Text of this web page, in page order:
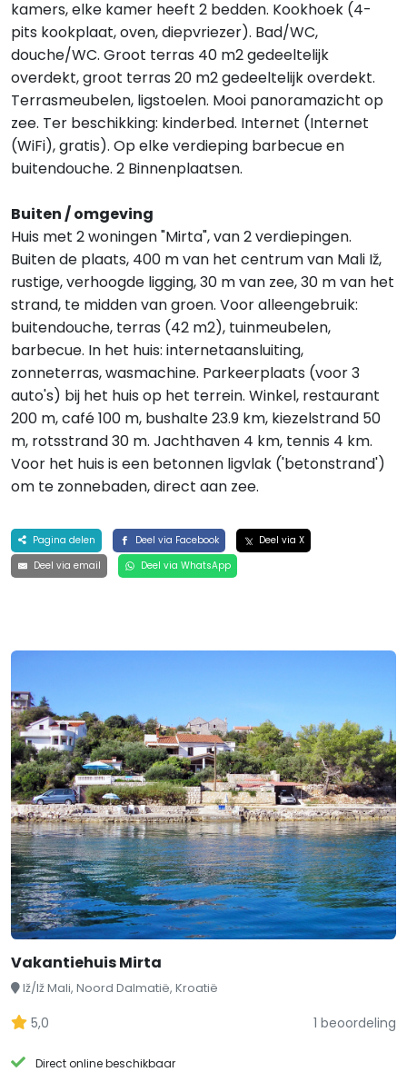
kamers, elke kamer heeft 2 bedden. Kookhoek (4-
pits kookplaat, oven, diepvriezer). Bad/WC,
douche/WC. Groot terras 40 m2 gedeeltelijk
overdekt, groot terras 20 m2 gedeeltelijk overdekt.
Terrasmeubelen, ligstoelen. Mooi panoramazicht op
zee. Ter beschikking: kinderbed. Internet (Internet
(WiFi), gratis). Op elke verdieping barbecue en
buitendouche. 2 Binnenplaatsen.
Buiten / omgeving
Huis met 2 woningen "Mirta", van 2 verdiepingen.
Buiten de plaats, 400 m van het centrum van Mali Iž,
rustige, verhoogde ligging, 30 m van zee, 30 m van het
strand, te midden van groen. Voor alleengebruik:
buitendouche, terras (42 m2), tuinmeubelen,
barbecue. In het huis: internetaansluiting,
zonneterras, wasmachine. Parkeerplaats (voor 3
auto's) bij het huis op het terrein. Winkel, restaurant
200 m, café 100 m, bushalte 23.9 km, kiezelstrand 50
m, rotsstrand 30 m. Jachthaven 4 km, tennis 4 km.
Voor het huis is een betonnen ligvlak ('betonstrand')
om te zonnebaden, direct aan zee.
Pagina delen Deel via Facebook
Deel via X
Deel via email
Deel via WhatsApp
Vakantiehuis Mirta
Iž/Iž Mali, Noord Dalmatië, Kroatië
5,0 1 beoordeling
Direct online beschikbaar